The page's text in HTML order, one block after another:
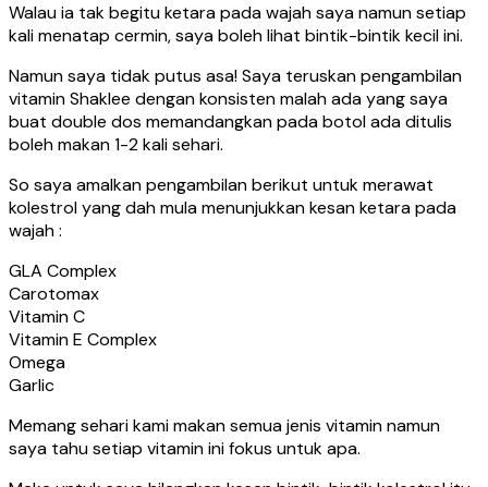
Walau ia tak begitu ketara pada wajah saya namun setiap
kali menatap cermin, saya boleh lihat bintik-bintik kecil ini.
Namun saya tidak putus asa! Saya teruskan pengambilan
vitamin Shaklee dengan konsisten malah ada yang saya
buat double dos memandangkan pada botol ada ditulis
boleh makan 1-2 kali sehari.
So saya amalkan pengambilan berikut untuk merawat
kolestrol yang dah mula menunjukkan kesan ketara pada
wajah :
GLA Complex
Carotomax
Vitamin C
Vitamin E Complex
Omega
Garlic
Memang sehari kami makan semua jenis vitamin namun
saya tahu setiap vitamin ini fokus untuk apa.